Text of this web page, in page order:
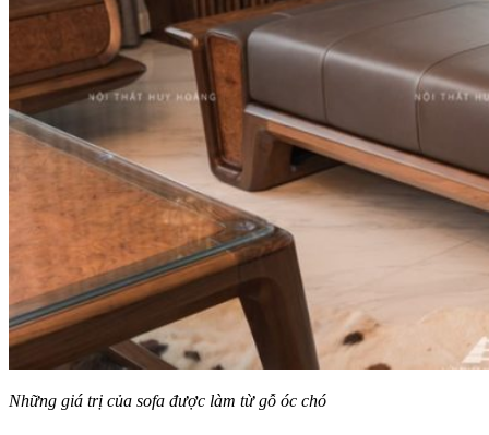
Những giá trị của sofa được làm từ gỗ óc chó